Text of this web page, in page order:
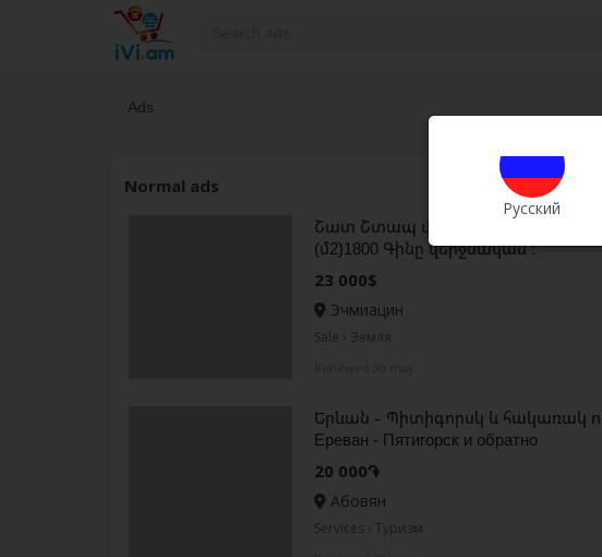
Русский
Ads
Normal ads
Շատ Շտապ վաճառվում է
(մ2)1800 Գինը վերջնական ։
23 000$
Эчмиацин
Sale › Земля
Երևան ֊ Պիտիգորսկ և հակառակ
Ереван - Пятигорск и обратно
20 000֏
Абовян
Services › Туризм